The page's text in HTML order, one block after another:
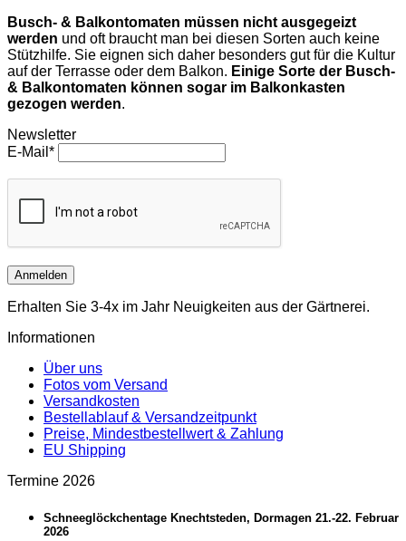
Busch- & Balkontomaten müssen nicht ausgegeizt
werden und oft braucht man bei diesen Sorten auch keine
Stützhilfe. Sie eignen sich daher besonders gut für die Kultur
auf der Terrasse oder dem Balkon. Einige Sorte der Busch-
& Balkontomaten können sogar im Balkonkasten
gezogen werden.
Newsletter
E-Mail*
Anmelden
Erhalten Sie 3-4x im Jahr Neuigkeiten aus der Gärtnerei.
Informationen
Über uns
Fotos vom Versand
Versandkosten
Bestellablauf & Versandzeitpunkt
Preise, Mindestbestellwert & Zahlung
EU Shipping
Termine 2026
Schneeglöckchentage Knechtsteden, Dormagen 21.-22. Februar
2026